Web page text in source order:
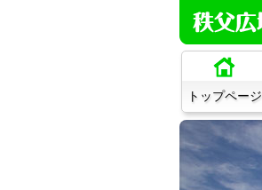
トップページ